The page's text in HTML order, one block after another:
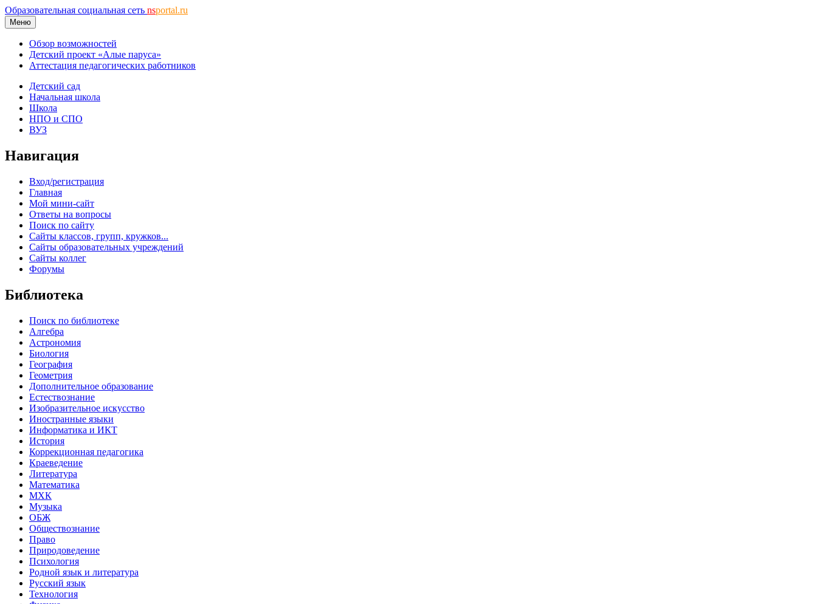
Образовательная социальная сеть nsportal.ru
Меню
Обзор возможностей
Детский проект «Алые паруса»
Аттестация педагогических работников
Детский сад
Начальная школа
Школа
НПО и СПО
ВУЗ
Навигация
Вход/регистрация
Главная
Мой мини-сайт
Ответы на вопросы
Поиск по сайту
Сайты классов, групп, кружков...
Сайты образовательных учреждений
Сайты коллег
Форумы
Библиотека
Поиск по библиотеке
Алгебра
Астрономия
Биология
География
Геометрия
Дополнительное образование
Естествознание
Изобразительное искусство
Иностранные языки
Информатика и ИКТ
История
Коррекционная педагогика
Краеведение
Литература
Математика
МХК
Музыка
ОБЖ
Обществознание
Право
Природоведение
Психология
Родной язык и литература
Русский язык
Технология